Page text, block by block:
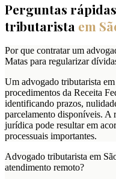
Perguntas
tributarista em
Por que contratar um
Matas para regularizar
Um advogado tributarista
procedimentos da Receita
identificando prazos,
parcelamento disponíveis. A
jurídica pode resultar em
processuais importantes.
Advogado tributarista em
atendimento remoto?